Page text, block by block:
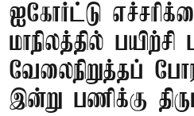
ஐகோர்ட்டு
மாநிலத்தில்
வேலைநிறுத்தப்
இன்று பணிக்கு